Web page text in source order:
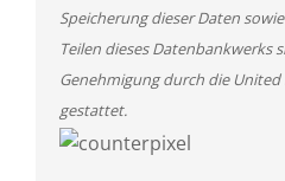
Speicherung dieser Daten
Teilen dieses Datenbankwerks
Genehmigung durch die
gestattet.